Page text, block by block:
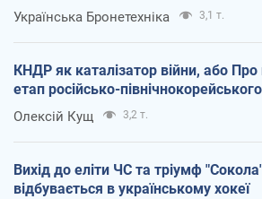
Українська Бронетехніка 3,1 т.
КНДР як каталізатор війни, або
етап російсько-
Олексій Кущ 3,2 т.
Вихід до еліти ЧС та тріумф
відбувається в українському хокеї